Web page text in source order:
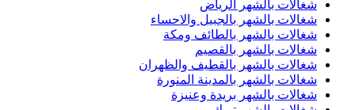
شغالات بالشهر الرياض
شغالات بالشهر بالجبيل والاحساء
شغالات بالشهر بالطائف ومكة
شغالات بالشهر بالقصيم
شغالات بالشهر بالقطيف والظهران
شغالات بالشهر بالمدينة المنورة
شغالات بالشهر بريدة وعنيزة